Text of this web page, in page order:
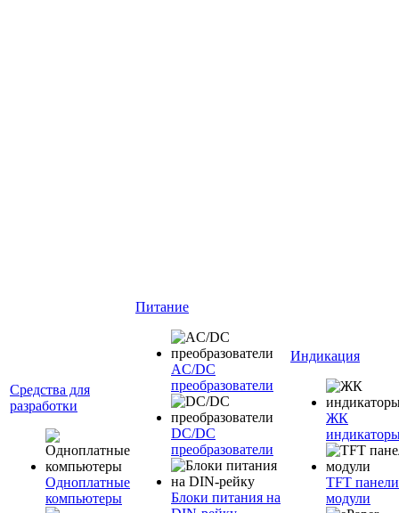
Средства для
разработки
Одноплатные
компьютеры
Питание
AC/DC
преобразователи
DC/DC
преобразователи
Блоки питания на
Индикация
ЖК
TFT
модули